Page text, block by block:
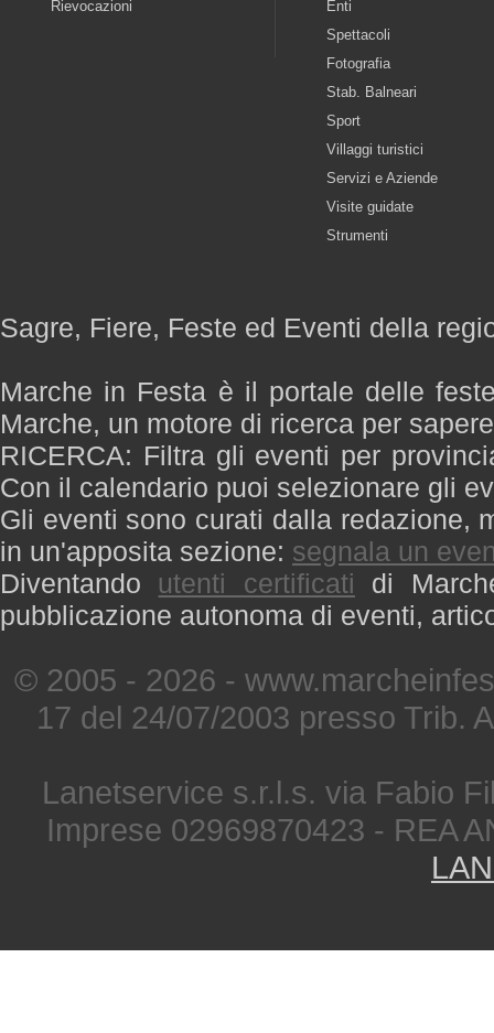
Rievocazioni
Enti
Spettacoli
Fotografia
Stab. Balneari
Sport
Villaggi turistici
Servizi e Aziende
Visite guidate
Strumenti
Sagre, Fiere, Feste ed Eventi della
Marche in Festa è il portale delle
Marche, un motore di ricerca per
RICERCA: Filtra gli eventi per
Con il calendario puoi selezionare gli
Gli eventi sono curati dalla redazione,
in un'apposita sezione: segnala un
Diventando utenti certificati di
pubblicazione autonoma di eventi,
© 2005 - 2026 -
17 del 24/07/2003 presso Trib.
Lanetservice s.r.l.s. via Fabio
Imprese 02969870423 - REA